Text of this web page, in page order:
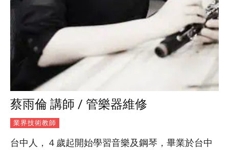
蔡雨倫 講師 / 管樂器維修
業界技術教師
台中人，４歲起開始學習音樂及鋼琴，畢業於台中